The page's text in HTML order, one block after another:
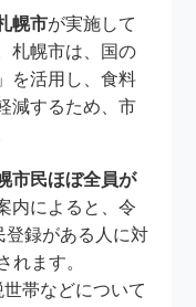
幌市が実施して
札幌市は、国の
を活用し、食料
減するため、市
市民ほぼ全員が
内によると、令
登録がある人に対
れます。
帯などについて